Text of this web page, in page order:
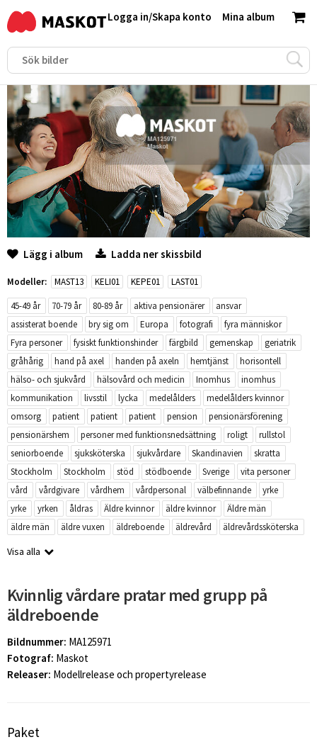
Mina album
Logga in/Skapa konto
Lägg i album Ladda ner skissbild
Modeller: MAST13 KELI01 KEPE01
LAST01
45-49 år
70-79 år 80-89 år aktiva pensionärer
ansvar
assisterat boende
bry sig om Europa fotografi
fyra människor
Fyra personer
fysiskt funktionshinder färgbild gemenskap
geriatrik
gråhårig
hand på axel handen på axeln hemtjänst
horisontell
hälso- och sjukvård
hälsovård och medicin Inomhus
inomhus
kommunikation
livsstil lycka medelålders
medelålders kvinnor
omsorg
patient patient patient pension
pensionärsförening
pensionärshem
personer med funktionsnedsättning roligt
rullstol
seniorboende
sjuksköterska sjukvårdare Skandinavien
skratta
Stockholm
Stockholm stöd stödboende Sverige
vita personer
vård
vårdgivare vårdhem vårdpersonal välbefinnande
yrke
yrke
yrken åldras Äldre kvinnor äldre kvinnor
Äldre män
äldre män
äldre vuxen äldreboende äldrevård äldrevårdssköterska
Visa alla
Kvinnlig vårdare pratar med grupp på
äldreboende
Bildnummer: MA125971
Fotograf: Maskot
Releaser: Modellrelease och propertyrelease
Paket